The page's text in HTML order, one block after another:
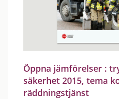
Öppna jämförelser :
säkerhet 2015, tema
räddningstjänst